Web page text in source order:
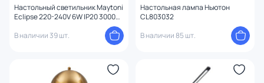
Настольный светильник Maytoni
Eclipse 220-240V 6W IP20 3000K
В наличии 39 шт.
Настольная лампа Ньютон
CL803032
В наличии 85 шт.